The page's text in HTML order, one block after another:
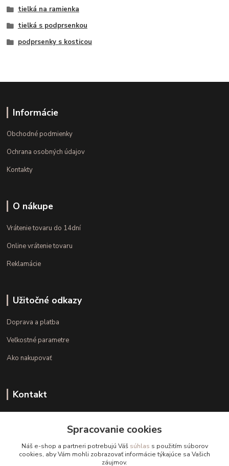
tielká na ramienka
tielká s podprsenkou
podprsenky s kosticou
Informácie
Obchodné podmienky
Ochrana osobných údajov
Kontakty
O nákupe
Vrátenie tovaru do 14dní
Online vrátenie tovaru
Reklamácie
Užitočné odkazy
Doprava a platba
Veľkostné parametre
Ako nakupovať
Kontakt
(Po.-Pi. 10.00 - 15.00)
info@kvalitnaBielizen.sk
Spracovanie cookies
Náš e-shop a partneri potrebujú Váš súhlas s použitím súborov
cookies, aby Vám mohli zobrazovať informácie týkajúce sa Vašich
záujmov.